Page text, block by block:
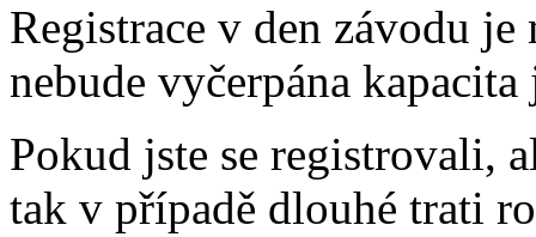
Registrace v den závodu
nebude vyčerpána
Pokud jste se registrovali,
tak v případě dlouhé trati